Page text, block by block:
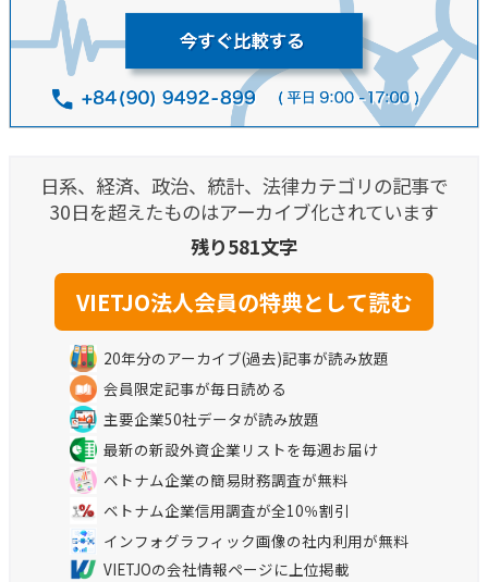
日系、経済、政治、統計、法律カテゴリの記事で
30日を超えたものはアーカイブ化されています
残り581文字
20年分のアーカイブ(過去)記事が読み放題
会員限定記事が毎日読める
主要企業50社データが読み放題
最新の新設外資企業リストを毎週お届け
ベトナム企業の簡易財務調査が無料
ベトナム企業信用調査が全10％割引
インフォグラフィック画像の社内利用が無料
VIETJOの会社情報ページに上位掲載